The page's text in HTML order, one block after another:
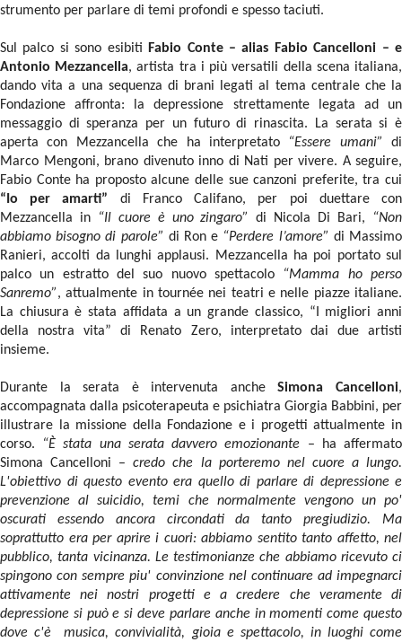
strumento per parlare di temi profondi e spesso taciuti.
Sul palco si sono esibiti
Fabio Conte – alias Fabio Cancelloni – e
Antonio Mezzancella, artista tra i più versatili della scena italiana,
dando vita a una sequenza di brani legati al tema centrale che la
Fondazione affronta: la depressione strettamente legata ad un
messaggio di speranza per un futuro di rinascita. La serata si è
aperta con Mezzancella che ha interpretato
“Essere umani”
di
Marco Mengoni, brano divenuto inno di Nati per vivere. A seguire,
Fabio Conte ha proposto alcune delle sue canzoni preferite, tra cui
“Io per amarti” di Franco Califano, per poi duettare con
Mezzancella in
“Il cuore è uno zingaro” di Nicola Di Bari,
“Non
abbiamo bisogno di parole” di Ron e “Perdere l’amore” di Massimo
Ranieri, accolti da lunghi applausi. Mezzancella ha poi portato sul
palco un estratto del suo nuovo spettacolo
“Mamma ho perso
Sanremo”, attualmente in tournée nei teatri e nelle piazze italiane.
La chiusura è stata affidata a un grande classico, “I migliori anni
della nostra vita” di Renato Zero, interpretato dai due artisti
insieme.
Durante la serata è intervenuta ancheSimona Cancelloni,
accompagnata dalla psicoterapeuta e psichiatra Giorgia Babbini, per
illustrare la missione della Fondazione e i progetti attualmente in
corso.
“È stata una serata davvero emozionante – ha affermato
Simona Cancelloni – credo che la porteremo nel cuore a lungo.
L'obiettivo di questo evento era quello di parlare di depressione e
prevenzione al suicidio, temi che normalmente vengono un po'
oscurati essendo ancora circondati da tanto pregiudizio. Ma
soprattutto era per aprire i cuori: abbiamo sentito tanto affetto, nel
pubblico, tanta vicinanza. Le testimonianze che abbiamo ricevuto ci
spingono con sempre piu' convinzione nel continuare ad impegnarci
attivamente nei nostri progetti e a credere che veramente di
depressione si può e si deve parlare anche in momenti come questo
dove c'è musica, convivialità, gioia e spettacolo, in luoghi come